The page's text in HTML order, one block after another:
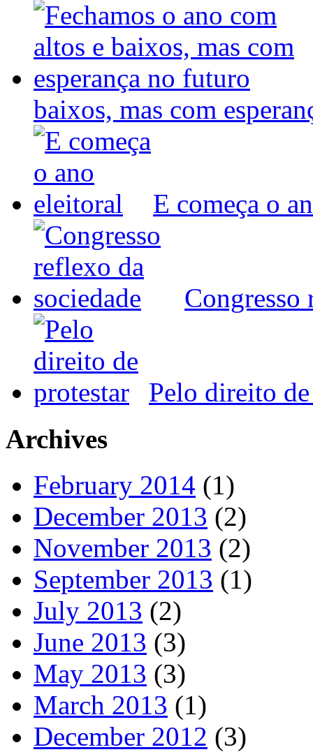
baixos, mas com
E começa o
Congresso
Pelo direito
Archives
February 2014 (1)
December 2013 (2)
November 2013 (2)
September 2013 (1)
July 2013 (2)
June 2013 (3)
May 2013 (3)
March 2013 (1)
December 2012 (3)